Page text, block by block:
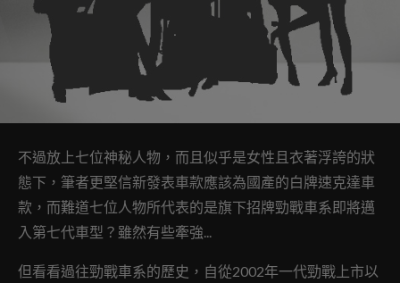
不過放上七位神秘人物，而且似乎是女性且衣著浮誇的狀
態下，筆者更堅信新發表車款應該為國產的白牌速克達車
款，而難道七位人物所代表的是旗下招牌勁戰車系即將邁
入第七代車型？雖然有些牽強...
但看看過往勁戰車系的歷史，自從2002年一代勁戰上市以